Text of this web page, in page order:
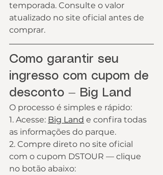
temporada. Consulte o valor
atualizado no site oficial antes de
comprar.
Como garantir seu
ingresso com cupom de
desconto — Big Land
O processo é simples e rápido:
1. Acesse: Big Land e confira todas
as informações do parque.
2. Compre direto no site oficial
com o cupom DSTOUR — clique
no botão abaixo: